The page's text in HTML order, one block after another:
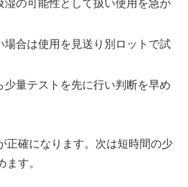
湿の可能性として扱い使用を急が
場合は使用を見送り別ロットで試
少量テストを先に行い判断を早め
正確になります。次は短時間の少
す。